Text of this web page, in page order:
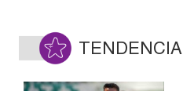
TENDENCIA